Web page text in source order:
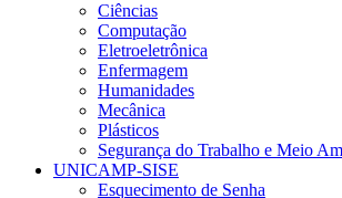
Ciências
Computação
Eletroeletrônica
Enfermagem
Humanidades
Mecânica
Plásticos
Segurança do Trabalho e Meio
UNICAMP-SISE
Esquecimento de Senha